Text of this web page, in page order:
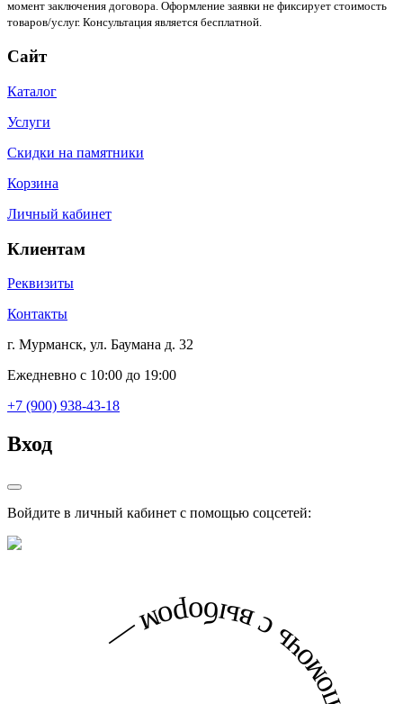
момент заключения договора. Оформление заявки не фиксирует стоимость
товаров/услуг. Консультация является бесплатной.
Сайт
Каталог
Услуги
Скидки на памятники
Корзина
Личный кабинет
Клиентам
Реквизиты
Контакты
г. Мурманск, ул. Баумана д. 32
Ежедневно с 10:00 до 19:00
+7 (900) 938-43-18
Вход
Войдите в личный кабинет с помощью соцсетей: